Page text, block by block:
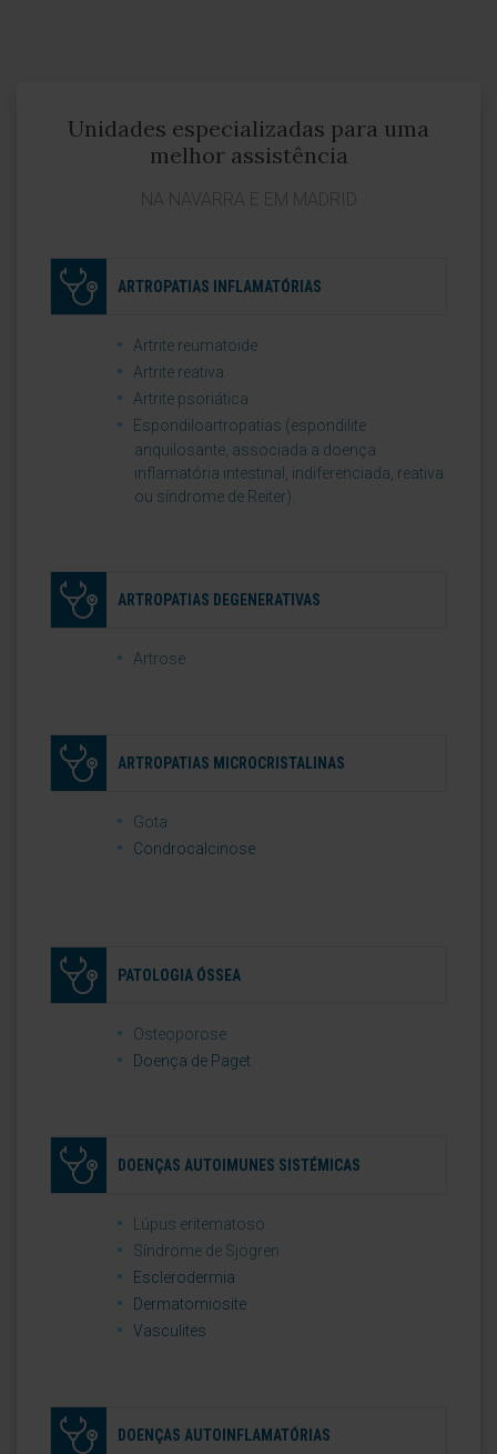
Unidades especializadas para uma
melhor assistência
NA NAVARRA E EM MADRID
ARTROPATIAS INFLAMATÓRIAS
Artrite reumatoide
Artrite reativa
Artrite psoriática
Espondiloartropatias (espondilite
anquilosante, associada a doença
inflamatória intestinal, indiferenciada, reativa
ou síndrome de Reiter).
ARTROPATIAS DEGENERATIVAS
Artrose
ARTROPATIAS MICROCRISTALINAS
Gota
Condrocalcinose
PATOLOGIA ÓSSEA
Osteoporose
Doença de Paget
DOENÇAS AUTOIMUNES SISTÉMICAS
Lúpus eritematoso
Síndrome de Sjögren
Esclerodermia
Dermatomiosite
Vasculites
DOENÇAS AUTOINFLAMATÓRIAS